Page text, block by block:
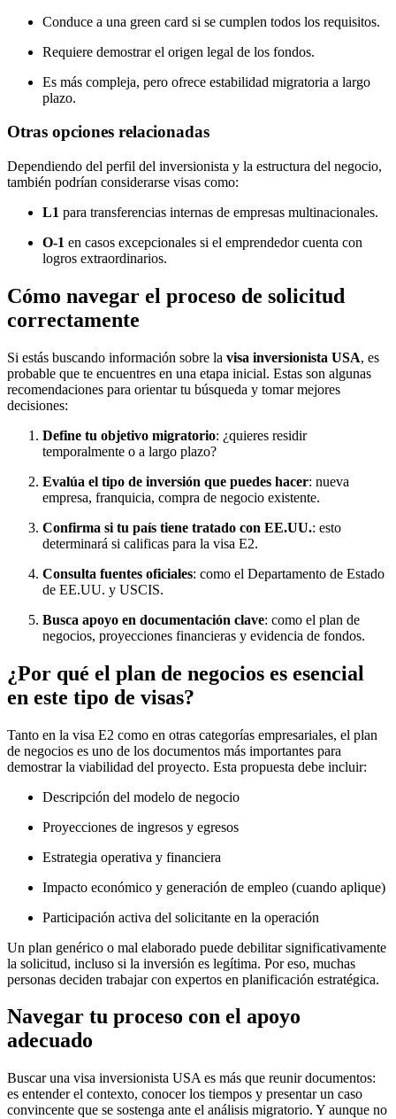
Conduce a una green card si se cumplen todos los requisitos.
Requiere demostrar el origen legal de los fondos.
Es más compleja, pero ofrece estabilidad migratoria a largo
plazo.
Otras opciones relacionadas
Dependiendo del perfil del inversionista y la estructura del negocio,
también podrían considerarse visas como:
L1 para transferencias internas de empresas multinacionales.
O-1 en casos excepcionales si el emprendedor cuenta con
logros extraordinarios.
Cómo navegar el proceso de solicitud
correctamente
Si estás buscando información sobre la visa inversionista USA, es
probable que te encuentres en una etapa inicial. Estas son algunas
recomendaciones para orientar tu búsqueda y tomar mejores
decisiones:
Define tu objetivo migratorio: ¿quieres residir
temporalmente o a largo plazo?
Evalúa el tipo de inversión que puedes hacer: nueva
empresa, franquicia, compra de negocio existente.
Confirma si tu país tiene tratado con EE.UU.: esto
determinará si calificas para la visa E2.
Consulta fuentes oficiales: como el Departamento de Estado
de EE.UU. y USCIS.
Busca apoyo en documentación clave: como el plan de
negocios, proyecciones financieras y evidencia de fondos.
¿Por qué el plan de negocios es esencial
en este tipo de visas?
Tanto en la visa E2 como en otras categorías empresariales, el plan
de negocios es uno de los documentos más importantes para
demostrar la viabilidad del proyecto. Esta propuesta debe incluir:
Descripción del modelo de negocio
Proyecciones de ingresos y egresos
Estrategia operativa y financiera
Impacto económico y generación de empleo (cuando aplique)
Participación activa del solicitante en la operación
Un plan genérico o mal elaborado puede debilitar significativamente
la solicitud, incluso si la inversión es legítima. Por eso, muchas
personas deciden trabajar con expertos en planificación estratégica.
Navegar tu proceso con el apoyo
adecuado
Buscar una visa inversionista USA es más que reunir documentos:
es entender el contexto, conocer los tiempos y presentar un caso
convincente que se sostenga ante el análisis migratorio. Y aunque no